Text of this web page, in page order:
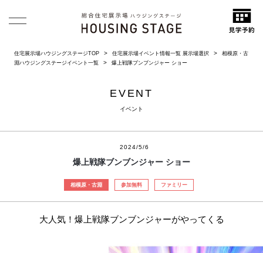
住宅展示場ハウジングステージTOP 住宅展示場イベント情報一覧 展示場選択
相模原・古
淵ハウジングステージイベント一覧
爆上戦隊ブンブンジャー ショー
EVENT
イベント
2024/5/6
爆上戦隊ブンブンジャー ショー
相模原・古淵 参加無料 ファミリー
大人気！爆上戦隊ブンブンジャーがやってくる